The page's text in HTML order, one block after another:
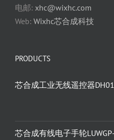
电邮: xhc@wixhc.com
Web: Wixhc芯合成科技
PRODUCTS
芯合成工业无线遥控器
芯合成有线电子手轮